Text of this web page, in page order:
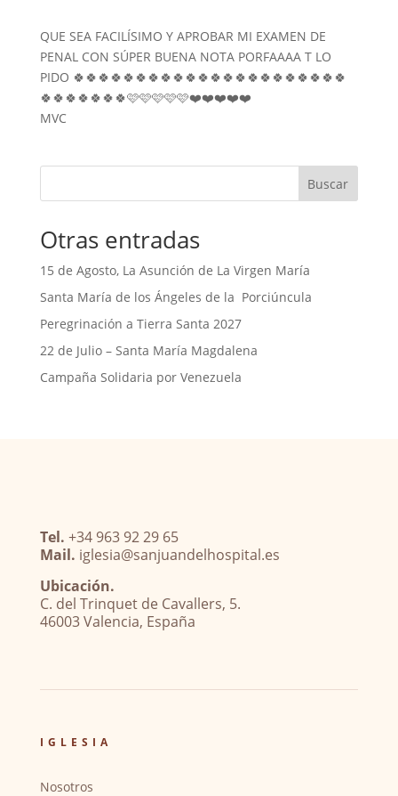
QUE SEA FACILÍSIMO Y APROBAR MI EXAMEN DE
PENAL CON SÚPER BUENA NOTA PORFAAAA T LO
PIDO 🍀🍀🍀🍀🍀🍀🍀🍀🍀🍀🍀🍀🍀🍀🍀🍀🍀🍀🍀🍀🍀🍀
🍀🍀🍀🍀🍀🍀🍀🩷🩷🩷🩷🩷❤️❤️❤️❤️❤️
MVC
Buscar
Otras entradas
15 de Agosto, La Asunción de La Virgen María
Santa María de los Ángeles de la Porciúncula
Peregrinación a Tierra Santa 2027
22 de Julio – Santa María Magdalena
Campaña Solidaria por Venezuela
Tel. +34 963 92 29 65
Mail. iglesia@sanjuandelhospital.es
Ubicación.
C. del Trinquet de Cavallers, 5.
46003 Valencia, España
IGLESIA
Nosotros